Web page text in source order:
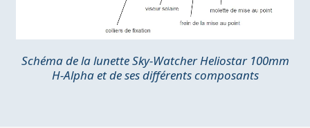
Schéma de la lunette Sky-Watcher Heliostar 100mm
H-Alpha et de ses différents composants